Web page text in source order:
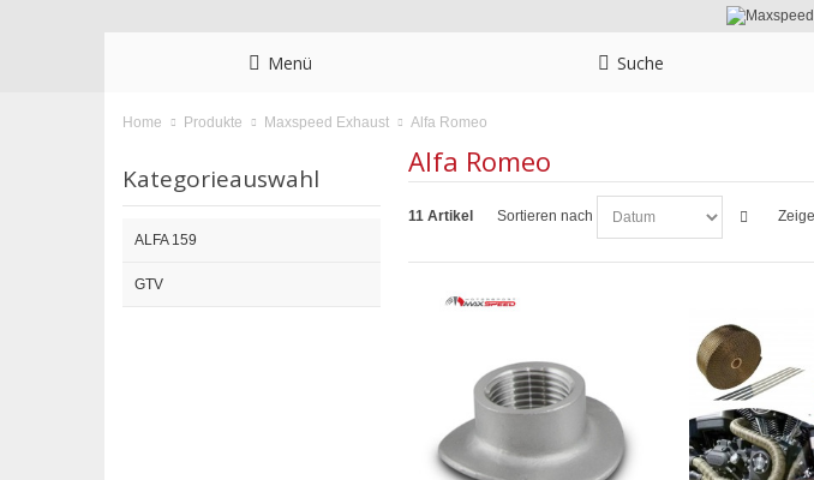
Menü Suche
Home Produkte Maxspeed Exhaust Alfa Romeo
Alfa Romeo
11 Artikel Sortieren nach Zeige
Kategorieauswahl
ALFA 159
GTV